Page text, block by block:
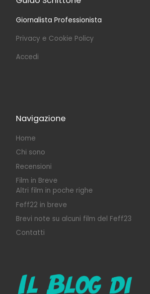
Giornalista Professionista
Privacy e Cookie Policy
Accedi
Navigazione
Home
Chi sono
Recensioni
Film in Breve
Altri film in poche righe
Feff22 in breve
Brevi note su alcuni film del Feff23
Contatti